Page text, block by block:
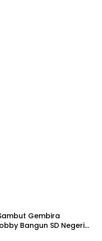
Gembira
Bangun SD Negeri